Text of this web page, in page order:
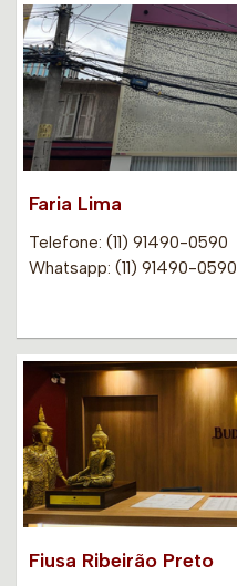
Faria Lima
Telefone: (11) 91490-0590
Whatsapp: (11) 91490-0590
Fiusa Ribeirão Preto